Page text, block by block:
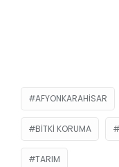
AFYONKARAHISAR
BITKI KORUMA
TARIM